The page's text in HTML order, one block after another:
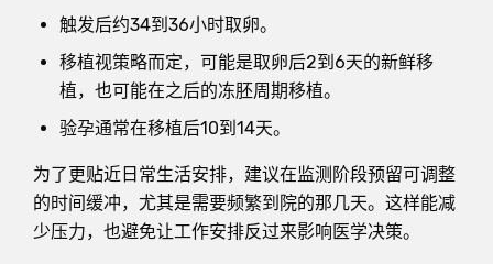
触发后约34到36小时取卵。
移植视策略而定，可能是取卵后2到6天的新鲜移
植，也可能在之后的冻胚周期移植。
验孕通常在移植后10到14天。
为了更贴近日常生活安排，建议在监测阶段预留可调整
的时间缓冲，尤其是需要频繁到院的那几天。这样能减
少压力，也避免让工作安排反过来影响医学决策。